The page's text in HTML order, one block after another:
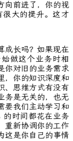
向前进了，你的视
大的提升。这才
成长吗？如果现在
做这个业务时相
你对旧的业务需求
，你的知识深度和
、思维方式有没有
务是无关的，也无
要我们主动学习和
时间都花在业务
重新协调你的工作
这是你自己的事情